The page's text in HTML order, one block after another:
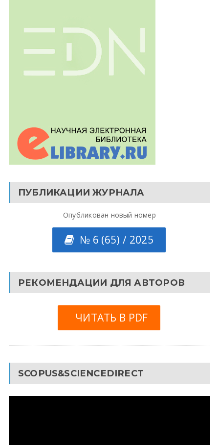
ПУБЛИКАЦИИ ЖУРНАЛА
Опубликован новый номер
№ 6 (65) / 2025
РЕКОМЕНДАЦИИ ДЛЯ АВТОРОВ
ЧИТАТЬ В PDF
SCOPUS&SCIENCEDIRECT